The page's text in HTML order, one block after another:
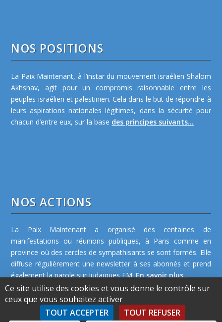
NOS POSITIONS
La Paix Maintenant, à l’instar du mouvement israélien Shalom
Akhshav, agit pour un compromis raisonnable entre les
peuples israélien et palestinien. Cela dans le but de répondre à
leurs aspirations nationales légitimes, dans la sécurité pour
chacun d’entre eux, sur la base des principes suivants...
NOS ACTIONS
La Paix Maintenant a organisé des centaines de
manifestations ou réunions publiques, à Paris comme en
province où des cercles de sympathisants se sont formés. Elle
diffuse régulièrement une newsletter à ses abonnés et prend
également la parole sur Judaïques FM.En savoir plus...
Ce site utilise des cookies et vous donne le contrôle sur
ceux que vous souhaitez activer
TOUT ACCEPTER
TOUT REFUSER